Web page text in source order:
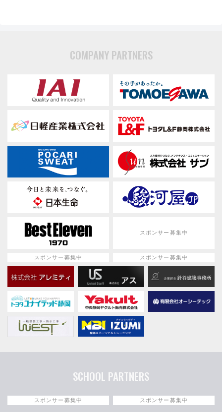
COMPANY PARTNERS
スポンサー募集中
スポンサー募集中 スポンサー募集中
SCHOOL PARTNERS
スポンサー募集中 スポンサー募集中